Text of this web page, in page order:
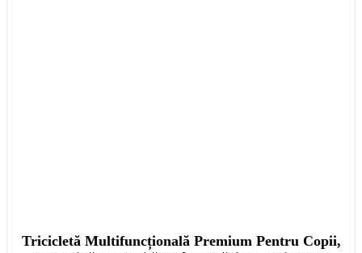
Tricicletă Multifuncțională Premium Pentru Copii,